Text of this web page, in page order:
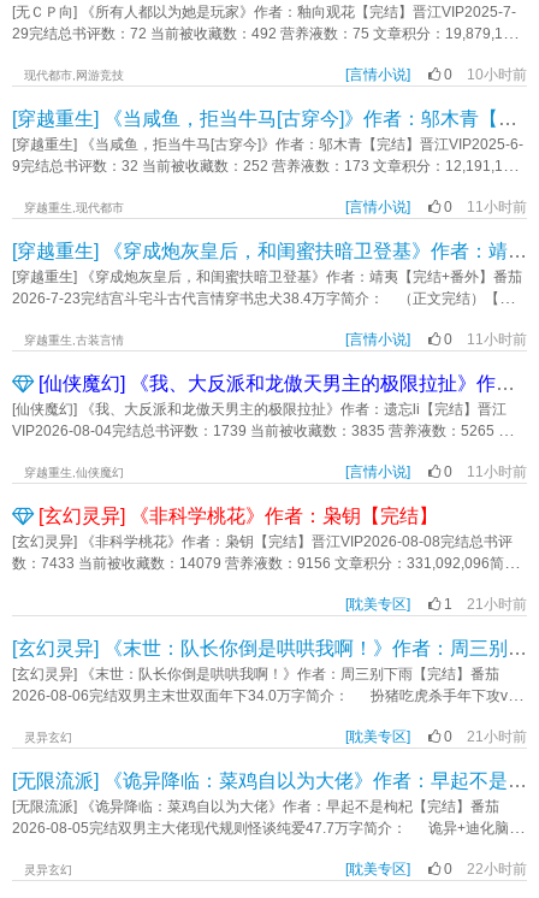
者指出！ 【剧透预警】 小凛的术式是培育，可以通过触摸心口将无下
限、反转术式变成蛋孵化成小猫越养越强！ 蛋可以和主人共感！ 小凛理
情！ 依然是1v1纯爱，从头到尾只和对方产生情愫。 ┄┄ 内容标签：
和服小凛 其它：咒术回战 一句话简介：嫁给五条悟先婚后爱 立意：
爱《开局嫁给五条悟》作者：离猫猫
[无ＣＰ向] 《所有人都以为她是玩家》作者：釉向观花【完结】晋江VIP2025-7-
29完结总书评数：72 当前被收藏数：492 营养液数：75 文章积分：19,879,172
发现自己不过是身处于一个游戏副本中。 木迟果断选择逃出了副本，并且以
居民们却都不敢入睡。 美丽的新世界，却成为孵化人类的主人。 在充满
血腥和暴力的世界，成为最后一只逃出生天的羔羊。 一个传播自我觉醒的“病
毒”开始蔓延开来，当其中的接待玩家的接待员们都有了自主意思，玩家或许不再
有一个显眼的玩家，最高难度的副本她都能通过，玩副本像是回家一般。 每
都“强迫”接待员，每天上班工作量大大增加，简直是他们的噩梦。 警告：已有
接待员以玩家身份进入游戏当中，请真实玩家仔细分辨，如有发现，请立刻联系
游戏公司！ 发出警报的仪器被掐断，让所有人一起加入这个杀戮游戏吧，看
在地府一路升职，成了地府鬼王。 但还没享受几天的慕媞就被酆都大帝宣布
四百年的记忆，到人间傻眼了。 这咋都玩起无限流游戏了呢！？ 积极融
入新时代的慕媞当然也不落下，果断加入了游戏当中，并不忘招呼自己上辈子的
小弟们一起玩。 …… 【欢迎来到地狱游戏空间。】 【当前模拟副本
后。】 【预祝您游戏愉快。】 不同年纪，不同身份，不同性别的人们莫
名其妙被卷入游戏副本中，共同开始一个游戏。 想要离开，只有两个选择
——要么死亡，要么通关。 当其余玩家正在游戏的多重折磨中求生时，慕媞
就是一股清流。 到处走走看看，挑衅NPC，真当自己是来玩游戏的。 其
余玩家：这女人是不怕死吗？ 看着周围人慌慌张张求生的样子，慕媞才后知
后觉。 哦，原来这不是游戏啊，玩不好是真的会死啊，真的是更有意思了
—— …… 什么狗游戏！ 别人获胜都可以获得攻击力强悍的技能，她
却莫名其妙得了“天使的光环”。 【天使的光环：此技能随机生效，必须救下离
你最近的一个生命体，并保证对方存活时限超过一小时。】 慕媞：……无言
以对。 人人都忙着保自己的命，她却还要去保别人的命…… ​ 内容标
签： 未来架空 爽文 脑洞 主角视角木迟 其它：虚构 一句话简介：当接待员
成为恐游玩家后 立意：不能分辨的真实也没有任何意义《所有人都以为她是玩
现代都市,网游竞技 [言情小说] 0 10小时前
[穿越重生] 《当咸鱼，拒当牛马[古穿今]》作者：邬木青【完结】
[穿越重生] 《当咸鱼，拒当牛马[古穿今]》作者：邬木青【完结】晋江VIP2025-6-
9完结总书评数：32 当前被收藏数：252 营养液数：173 文章积分：12,191,155
坛（女主才是那朵花） 好消息：大仇得报，可以退休躺平了。 坏消息：
看到新帝那张脸了。 好消息：不是同一个人！ 新世界，新气象，杨枝要
好好生活，好好躺平。 杨枝开始渐渐融入这个世界，也会不受控制地想起那
个山上的青年。 明明长着那样一张讨厌的脸，却有一颗那么好的心。 她
绪崩溃的雨夜，与他猝然重逢。 男人西装革履，全然不似山上那般随意青
吗?” 杨枝呆住了，然后任由男人伸出手擦去了脸上的雨水。 怎么会不记
得呢? 上山挖菌子，捡了个女人回去。 之后的日子，甘鹿发现自己总是莫
名其妙地梦见她。 朦胧的梦境中，女人左手持剑，血溅朱颜。 梦里的她
像……有点喜欢这个来历成谜的女人。 大少爷第一次表白，喜提好人卡一
角，他总能找到她。 带个预收，求收藏！！！ 《强取豪夺状元夫人
后》 世人皆知，新科状元与妻子伉俪情深。 他为她拒婚公主，放弃登天
路；她为他挡下刺客，就此香消玉殒。 京中从此多了一段悲戚惆怅的爱情故
子。 世人大多无趣，直到姬琰遇见沈心玉。 沈心玉医女出身，卑贱到尘
埃里。 她分明贪生怕死、爱财如命，是个不折不扣的小人，却肯舍命为别人
挡刀。 姬琰不明白，却觉得实在有趣。 此后一顶小轿被秘密抬进了辰王
府，从此姬琰身边多了一个女人。 有心人发现，那女人竟与死去的状元夫人
长得一模一样。 不过是一个玩意儿而已，姬琰从未在意过沈心玉的悲
喜。 只当在养一朵娇兰。 直到那日，姬琰被女人绑在游船上，强硬地灌
下了绝子的汤药。 沈心玉微微一笑：“断子绝孙药，我新研制出来的，真是便
宜你了。” 面前的女子眼睛亮极了，全然没有了之前做小伏低的姿态。 姬
琰只觉得血液沸腾，娇兰原是带毒带刺的藤蔓，没有比这个更能让他兴
奋。 “嗯，这药该喝。床榻之上你都那样娇气，更别说忍受生育之苦了” 沈
心玉：“……” 要不然还是杀了吧？ ​ 内容标签： 年下 都市 因缘邂逅 古穿
今 爽文 日常 主角视角杨枝甘鹿配角其他 其它：毒舌、绿茶 一句话简介：给
古代女暗卫一点来自现代的震撼 立意：好好学习，好好生活《当咸鱼，拒当牛
马[古穿今]》作者：邬木青
穿越重生,现代都市 [言情小说] 0 11小时前
[穿越重生] 《穿成炮灰皇后，和闺蜜扶暗卫登基》作者：靖夷【完结+番外】
[穿越重生] 《穿成炮灰皇后，和闺蜜扶暗卫登基》作者：靖夷【完结+番外】番茄
2026-7-23完结宫斗宅斗古代言情穿书忠犬38.4万字简介： （正文完结）【双
暴躁贵妃】 一睁眼，温心涟和闺蜜叶婉盈双双穿成了宫斗文里的炮灰女配，
个冒牌货。 原著里皇帝为女主守身如玉，让暗卫假扮自己临幸后妃，再挑唆
他们自相残杀，而他躲在幕后，笑看后宫血流成河。 看着眼前这个满脸写
着“我只是在执行任务”的暗卫小哥，温心涟拍了拍他的脸。 “兄弟，要不要换
抵在铜镜上:“夫人，眼睛睁开啊……” 温心涟:“我没说分配的是我呀！” 而
呀？” “我死都不屈服！” 后来，他跪在叶婉盈的脚边，眼眶含泪，亲手把
绸带递过去:“你想对我做什么都可以。” 叶婉盈:“这谁能忍得住。” 表面上
皇后和贵妃水火不容，暗地里策反暗卫，拉拢朝臣，一步一步让暗卫彻底代替龙
盈坐在龙椅上微微一笑：“拖下去，这个冒充陛下的疯子《穿成炮灰皇后，和闺蜜
穿越重生,古装言情 [言情小说] 0 11小时前
[仙侠魔幻] 《我、大反派和龙傲天男主的极限拉扯》作者：遗忘li【完结】
[仙侠魔幻] 《我、大反派和龙傲天男主的极限拉扯》作者：遗忘li【完结】晋江
VIP2026-08-04完结总书评数：1739 当前被收藏数：3835 营养液数：5265 文章
小说，不管男频女频，只要情节够爽就是好书。 其中有这么一本小说名叫《至
派，成为全修真界唯一真仙的龙傲天流爽文。现在，时隔多年，她穿越成了这本
爽文里俊美帅气重情重义正义化身一路开挂拯救正道的天命之子……的后宫之
一。 在原书当中，这位老婆名叫云溪，天生体质特殊，谁得到她这个炉鼎的第
已满怀愧疚的强占她。 她非常痛苦，想要报复男主却没有成功，又在男主的补
改名叫云溪的高珊珊：“我有一句MMP，不知当讲不当讲！” 仗着知道原著剧
情，云溪立刻把在原文倒数九百章才会出场的大反派提前释放，然后和他勾搭在
一起狼狈为奸。 云溪：“看到那个男人了吗？他是天命之子，咱们要联手干掉
即可，何须本座亲自出手！” 云溪：“呵，我要是你，杀他绝对亲自出马，连他
千年的魔君养伤百年，一觉醒来发现世界真是变了。 ——从前血腥冷酷人人利
己的修仙界，跟疯了一样围着一个青年转，女修士见了他，就会哭着喊着爱上
他，大能修士见了他，就会哭着喊着收他当徒弟送天才地宝奇妙功法，同辈见了
一样，是个自私冷血冷酷无情的正常修士。 魔君陆沉：“……你说的对，本座确
实应该亲自动手，连他家的鸡蛋都摇散黄。”内容标签： 强强 仙侠修真 穿书 爽文
穿越重生,仙侠魔幻 [言情小说] 0 11小时前
[玄幻灵异] 《非科学桃花》作者：枭钥【完结】
[玄幻灵异] 《非科学桃花》作者：枭钥【完结】晋江VIP2026-08-08完结总书评
数：7433 当前被收藏数：14079 营养液数：9156 文章积分：331,092,096简介:
梦，一周七次就太不像话了。正巧路上遇到一个算命骗子，看对方白发苍苍，衣
最近有烂桃花缠身，要对他采阳补阴，收摊后还给了他一张符箓，说是防身可
用。结果当晚回了家，裴修夜里被据称可以防身的三无符箓烫醒。一睁眼，他看
到一个颇有点冷峻的男鬼坐在床边，不看动作，十分正经。但男鬼一只手就肆无
下一看——男鬼看样子也没想到他会醒，薄唇轻启，欲言又止。“……”四目相对。
涉。“……那个，能不能让我把裤子穿上？”【阅读提示】1.cp为裴修x谢夙2.HE内
容标签：强强 灵异神怪 甜文 爽文 玄学 轻松主角：裴修、谢夙一句话简介：采阳
补阳？立意：各归各位，善要善报。《非科学桃花》作者：枭钥
[耽美专区] 1 21小时前
[玄幻灵异] 《末世：队长你倒是哄哄我啊！》作者：周三别下雨【完结】
[玄幻灵异] 《末世：队长你倒是哄哄我啊！》作者：周三别下雨【完结】番茄
2026-08-06完结双男主末世双面年下34.0万字简介： 扮猪吃虎杀手年下攻vs
个月。 城北营地队长陆征程，在一个搜寻物资的夜晚救下被当成肉盾的少年
肉。 回到营地后，伤痕累累的沈雨表现得十分柔弱，我见犹怜，更令人震惊
的是沈雨竟然总是有意无意....勾引他？ 但在后面的相处中，这个瘦弱的少
年，并没有他想象中那么单纯，他遇事冷静，出手干净利落，甚至没有痛
世：队长你倒是哄哄我啊！》作者：周三别下雨
灵异玄幻 [耽美专区] 0 21小时前
[无限流派] 《诡异降临：菜鸡自以为大佬》作者：早起不是枸杞【完结】
[无限流派] 《诡异降临：菜鸡自以为大佬》作者：早起不是枸杞【完结】番茄
2026-08-05完结双男主大佬现代规则怪谈纯爱47.7万字简介： 诡异+迪化脑补
气接了三个人设不同的剧本。 在偶像剧里他要扮演拜倒在女主魅力下的男n
灵异玄幻 [耽美专区] 0 22小时前